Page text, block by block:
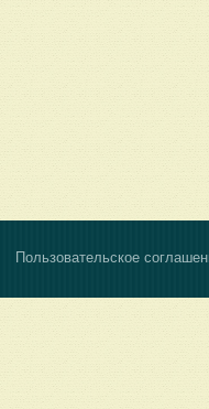
Пользовательское